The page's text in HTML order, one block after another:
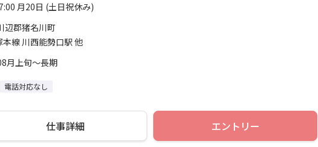
月20日 (土日祝休み)
辺郡猪名川町
本線 川西能勢口駅 他
月上旬～長期
電話対応なし
仕事詳細 エントリー